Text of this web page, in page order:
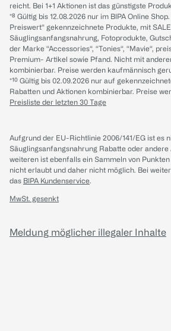
reicht. Bei 1+1 Aktionen ist das günstigste
*⁸ Gültig bis 12.08.2026 nur im BIPA Online
Preiswert“ gekennzeichnete Produkte, mit
Säuglingsanfangsnahrung, Fotoprodukte,
der Marke “Accessories“, “Tonies“, “Mavie“,
Premium- Artikel sowie Pfand. Nicht mit
kombinierbar. Preise werden kaufmännisch
*¹⁰ Gültig bis 02.09.2026 nur auf
Rabatten und Aktionen kombinierbar. Preise
Preisliste der letzten 30 Tage
Aufgrund der EU-Richtlinie 2006/141/EG ist es
Säuglingsanfangsnahrung Rabatte oder andere
weiteren ist ebenfalls ein Sammeln von
nicht erlaubt und daher nicht möglich. Bei
das BIPA Kundenservice.
MwSt. gesenkt
Meldung möglicher illegaler Inhalte